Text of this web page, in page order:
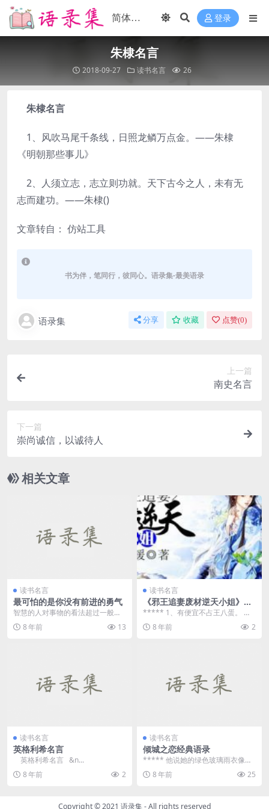
登录
朱棣名言
2018-09-27 读书名言 26
朱棣名言
1、风吹马尾千条线，日照龙鳞万点金。——朱棣
《明朝那些事儿》
2、人须立志，志立则功就。天下古今之人，未有无
志而建功。——朱棣()
文章转自： 仿站工具
书为伴，笔同行，彼同心。语录集-最美语录
语录集 分享 收藏 点赞(0)
上一篇
南史名言
下一篇
崇尚诚信，以诚待人
相关文章
读书名言
最可怕的是你没有前进的勇气
智慧的人对事物的看法超过一般
人，即心地明白，心里明白了还以
为不够，这就是智慧。 ...
8 年前 13
读书名言
《邪王追妻废材逆天小姐》小
说经典的话小说句子
***** 1、有便宜不占王八蛋。
2、趁他病，要他的命。 ...
8 年前 2
读书名言
英格利希名言
英格利希名言 &n...
8 年前
2
读书名言
倾城之恋经典语录
***** 他说她的绿色玻璃雨衣像一
只药瓶。“你就是医我的药&rdq...
8 年前 25
Copyright © 2021 语录集- All rights reserved